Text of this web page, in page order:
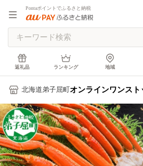
Pontaポイントでふるさと納税
返礼品 ランキング 地域
北海道弟子屈町 オンラインワンスト